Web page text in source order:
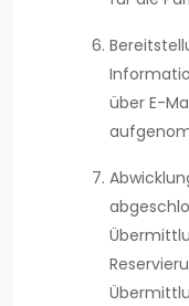
über E-